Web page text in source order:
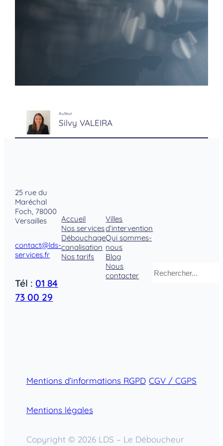
Auteur
Silvy VALEIRA
25 rue du
Maréchal
Foch, 78000
Versailles
contact@lds-
services.fr
Tél :01 84
73 00 29
Accueil
Nos services
Débouchage
canalisation
Nos tarifs
Villes
d’intervention
Qui sommes-
nous
Blog
Nous
contacter
Mentions d’informations RGPD CGV / CGPS
Mentions légales
Copyright © 2026 LDS – Le Déboucheur